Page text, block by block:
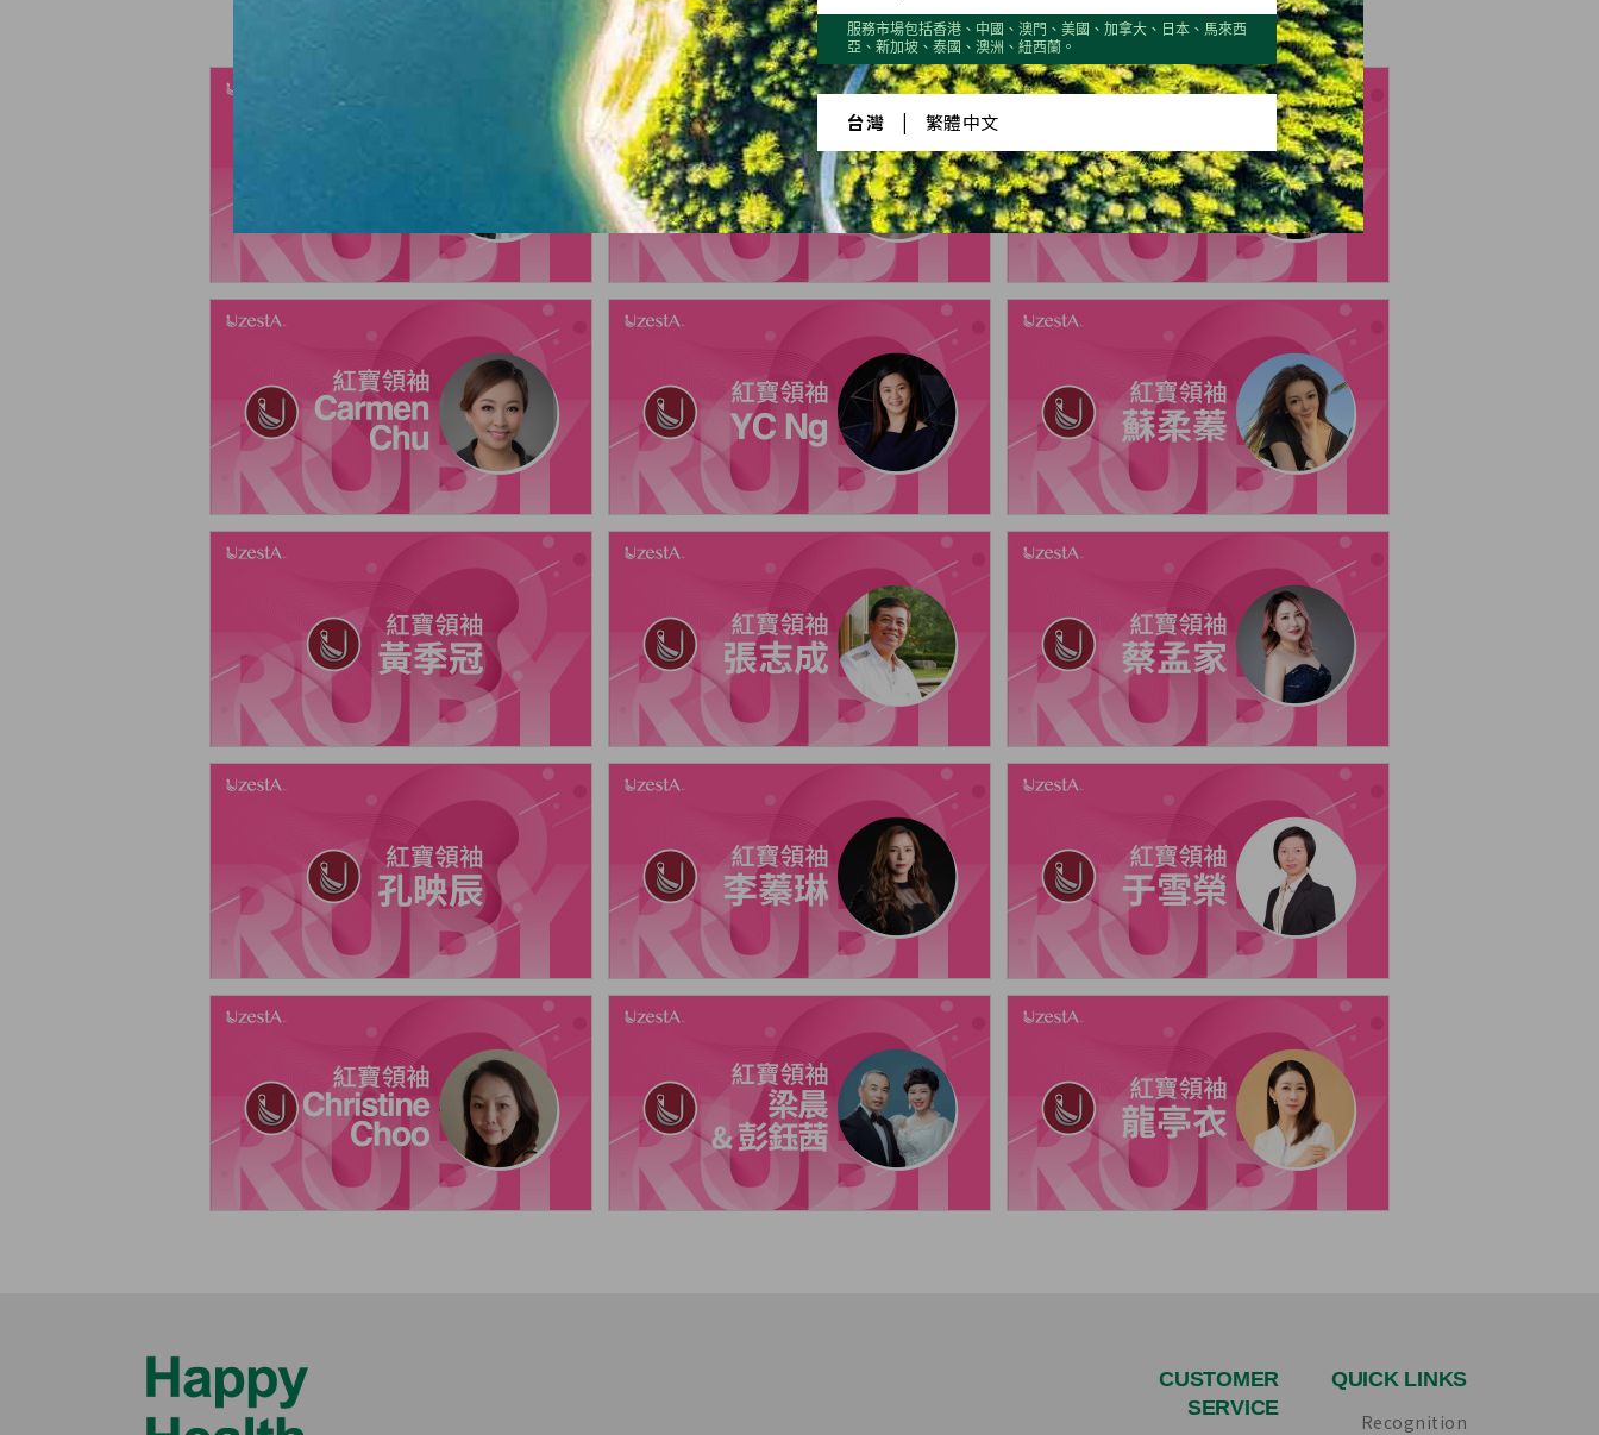
CUSTOMER
SERVICE
QUICK LINKS
Recognition
服務市場包括香港、中國、澳門、美國、加拿大、日本、馬來西
亞、新加坡、泰國、澳洲、紐西蘭。
台灣 繁體中文